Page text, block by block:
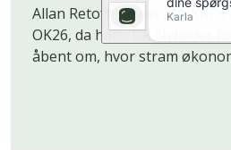
Allan Retoft blev et af HKKF’s
OK26, da han i DR Nyheder
åbent om, hvor stram